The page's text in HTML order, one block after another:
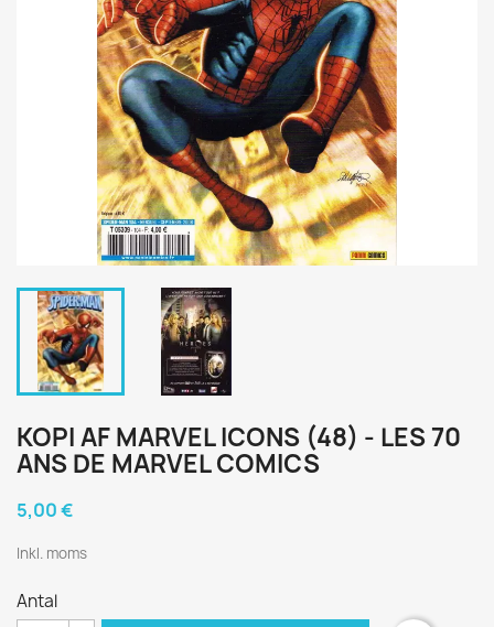
KOPI AF MARVEL ICONS (48) - LES 70
ANS DE MARVEL COMICS
5,00 €
Inkl. moms
Antal